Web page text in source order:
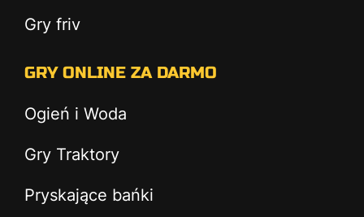
Gry friv
GRY ONLINE ZA DARMO
Ogień i Woda
Gry Traktory
Pryskające bańki